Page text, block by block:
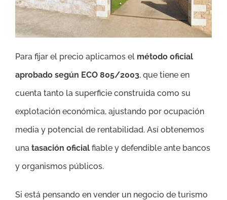
Para fijar el precio aplicamos el método oficial
aprobado según ECO 805/2003, que tiene en
cuenta tanto la superficie construida como su
explotación económica, ajustando por ocupación
media y potencial de rentabilidad. Así obtenemos
una tasación oficial fiable y defendible ante bancos
y organismos públicos.
Si está pensando en vender un negocio de turismo